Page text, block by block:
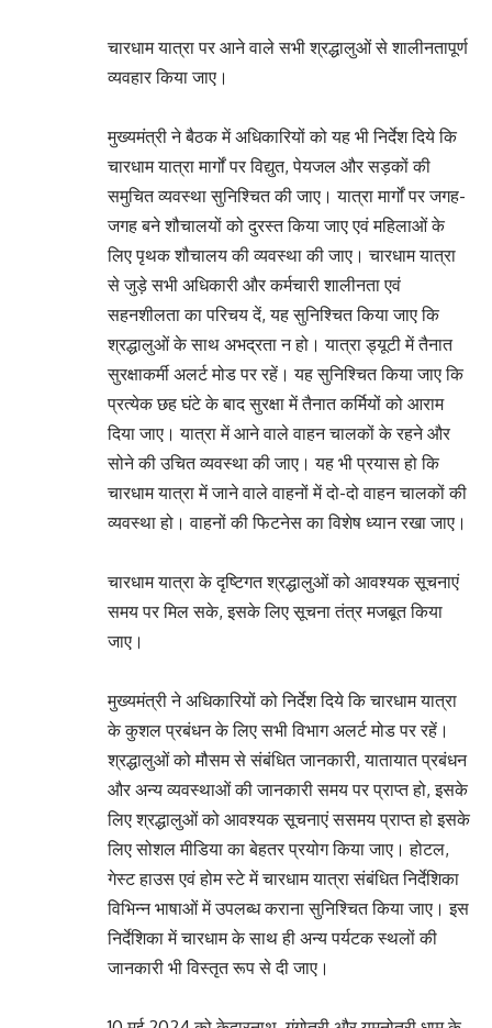
चारधाम यात्रा पर आने वाले सभी श्रद्धालुओं से शालीनतापूर्ण
व्यवहार किया जाए।
मुख्यमंत्री ने बैठक में अधिकारियों को यह भी निर्देश दिये कि
चारधाम यात्रा मार्गों पर विद्युत, पेयजल और सड़कों की
समुचित व्यवस्था सुनिश्चित की जाए। यात्रा मार्गों पर जगह-
जगह बने शौचालयों को दुरस्त किया जाए एवं महिलाओं के
लिए पृथक शौचालय की व्यवस्था की जाए। चारधाम यात्रा
से जुड़े सभी अधिकारी और कर्मचारी शालीनता एवं
सहनशीलता का परिचय दें, यह सुनिश्चित किया जाए कि
श्रद्धालुओं के साथ अभद्रता न हो। यात्रा ड्यूटी में तैनात
सुरक्षाकर्मी अलर्ट मोड पर रहें। यह सुनिश्चित किया जाए कि
प्रत्येक छह घंटे के बाद सुरक्षा में तैनात कर्मियों को आराम
दिया जाए। यात्रा में आने वाले वाहन चालकों के रहने और
सोने की उचित व्यवस्था की जाए। यह भी प्रयास हो कि
चारधाम यात्रा में जाने वाले वाहनों में दो-दो वाहन चालकों की
व्यवस्था हो। वाहनों की फिटनेस का विशेष ध्यान रखा जाए।
चारधाम यात्रा के दृष्टिगत श्रद्धालुओं को आवश्यक सूचनाएं
समय पर मिल सके, इसके लिए सूचना तंत्र मजबूत किया
जाए।
मुख्यमंत्री ने अधिकारियों को निर्देश दिये कि चारधाम यात्रा
के कुशल प्रबंधन के लिए सभी विभाग अलर्ट मोड पर रहें।
श्रद्धालुओं को मौसम से संबंधित जानकारी, यातायात प्रबंधन
और अन्य व्यवस्थाओं की जानकारी समय पर प्राप्त हो, इसके
लिए श्रद्धालुओं को आवश्यक सूचनाएं ससमय प्राप्त हो इसके
लिए सोशल मीडिया का बेहतर प्रयोग किया जाए। होटल,
गेस्ट हाउस एवं होम स्टे में चारधाम यात्रा संबंधित निर्देशिका
विभिन्न भाषाओं में उपलब्ध कराना सुनिश्चित किया जाए। इस
निर्देशिका में चारधाम के साथ ही अन्य पर्यटक स्थलों की
जानकारी भी विस्तृत रूप से दी जाए।